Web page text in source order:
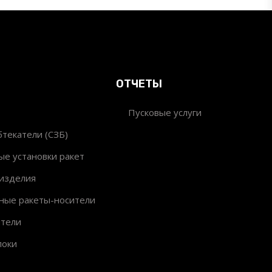
(СЗБ)
установки ракет
ракеты-носители
ОТЧЕТЫ
Пусковые услуги